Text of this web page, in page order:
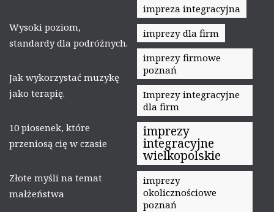
Wysoki poziom,
standardy dla podróżnych.
Jak wykorzystać muzykę
jako terapię.
10 piosenek, które
przeniosą cię w czasie
Złote myśli na temat
małżeństwa
impreza integracyjna
imprezy dla firm
imprezy firmowe
poznań
Imprezy integracyjne
dla firm
imprezy
integracyjne
wielkopolskie
imprezy
okolicznościowe
poznań